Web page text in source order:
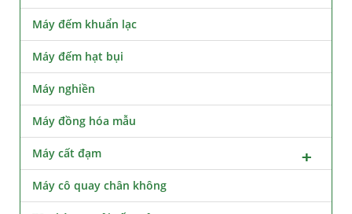
Máy đếm khuẩn lạc
Máy đếm hạt bụi
Máy nghiền
Máy đồng hóa mẫu
Máy cất đạm
Máy cô quay chân không